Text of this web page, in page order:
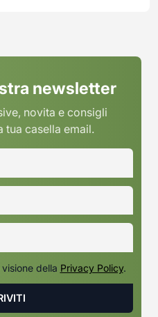
newsletter
novita e consigli
tua casella email.
della Privacy Policy.